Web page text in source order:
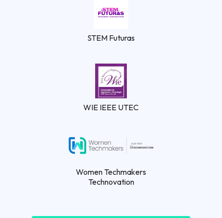
STEM Futuras
WIE IEEE UTEC
Women Techmakers
Technovation